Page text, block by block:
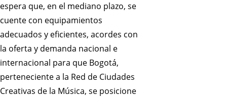
espera que, en el mediano plazo, se
cuente con equipamientos
adecuados y eficientes, acordes con
la oferta y demanda nacional e
internacional para que Bogotá,
perteneciente a la Red de Ciudades
Creativas de la Música, se posicione